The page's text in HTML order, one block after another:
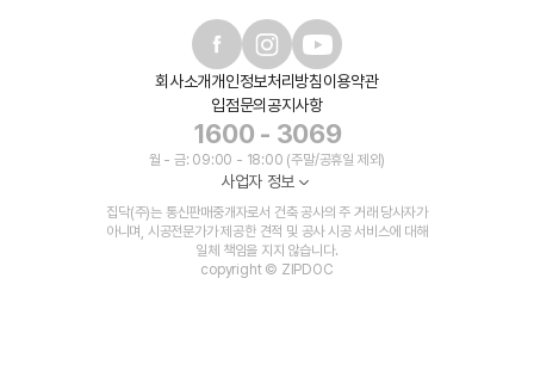
회사소개개인정보처리방침이용약관
입점문의 공지사항
1600 - 3069
월 - 금: 09:00 - 18:00 (주말/공휴일 제외)
사업자 정보
집닥(주)는 통신판매중개자로서 건축 공사의 주 거래 당사자가
아니며, 시공전문가가 제공한 견적 및 공사 시공 서비스에 대해
일체 책임을 지지 않습니다.
copyright © ZIPDOC